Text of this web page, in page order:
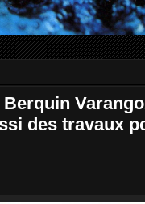
Berquin
des travaux